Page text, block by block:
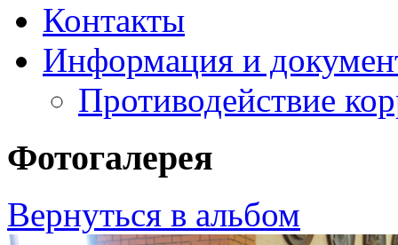
Контакты
Информация и
Противодействие
Фотогалерея
Вернуться в альбом